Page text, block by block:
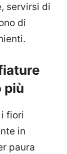
servirsi di
di
più
fiori
in
paura